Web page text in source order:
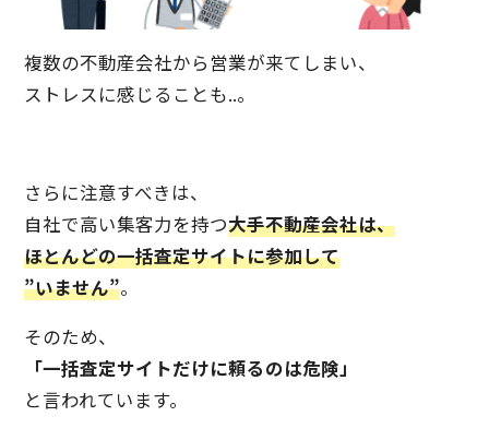
複数の不動産会社から営業が来てしまい、
ストレスに感じることも..。
さらに注意すべきは、
自社で高い集客力を持つ大手不動産会社は、
ほとんどの一括査定サイトに参加して
”いません”。
そのため、
「一括査定サイトだけに頼るのは危険」
と言われています。